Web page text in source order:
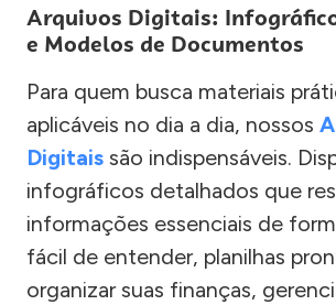
Arquivos Digitais:
e Modelos de Documentos
Para quem busca materiais
aplicáveis no dia a dia, nossos
Digitais são indispensáveis.
infográficos detalhados que
informações essenciais de
fácil de entender, planilhas
organizar suas finanças,